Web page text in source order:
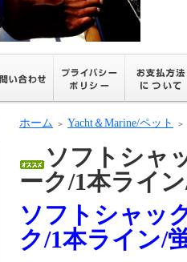
ホーム ＞ Yacht＆Marine/ペット ＞
ソフトシャ
ーク/1本ライ
ソフトシャッ
ク/1本ライン/